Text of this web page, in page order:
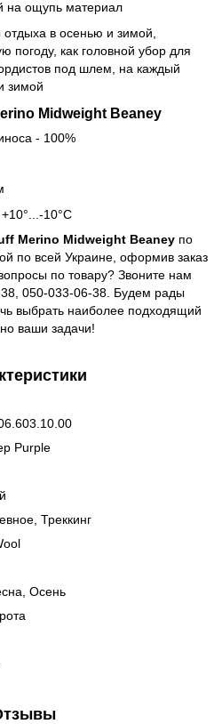
на ощупь материал
отдыха в осенью и зимой,
погоду, как головной убор для
под шлем, на каждый
зимой
Midweight Beaney
- 100%
10°С
Merino Midweight Beaney по
по всей Украине, оформив заказ
по товару? Звоните нам
050-033-06-38. Будем рады
выбрать наиболее подходящий
ваши задачи!
Purple
Треккинг
Осень